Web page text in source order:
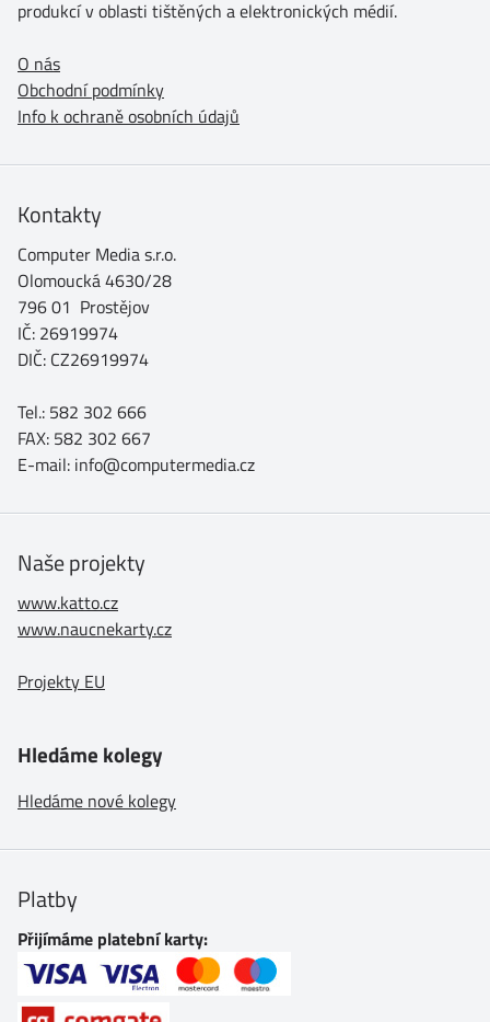
produkcí v oblasti tištěných a elektronických médií.
O nás
Obchodní podmínky
Info k ochraně osobních údajů
Kontakty
Computer Media s.r.o.
Olomoucká 4630/28
796 01 Prostějov
IČ: 26919974
DIČ: CZ26919974
Tel.: 582 302 666
FAX: 582 302 667
E-mail: info@computermedia.cz
Naše projekty
www.katto.cz
www.naucnekarty.cz
Projekty EU
Hledáme kolegy
Hledáme nové kolegy
Platby
Přijímáme platební karty: